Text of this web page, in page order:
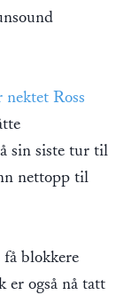
nektet Ross
sin siste tur til
nettopp til
blokkere
er også nå tatt